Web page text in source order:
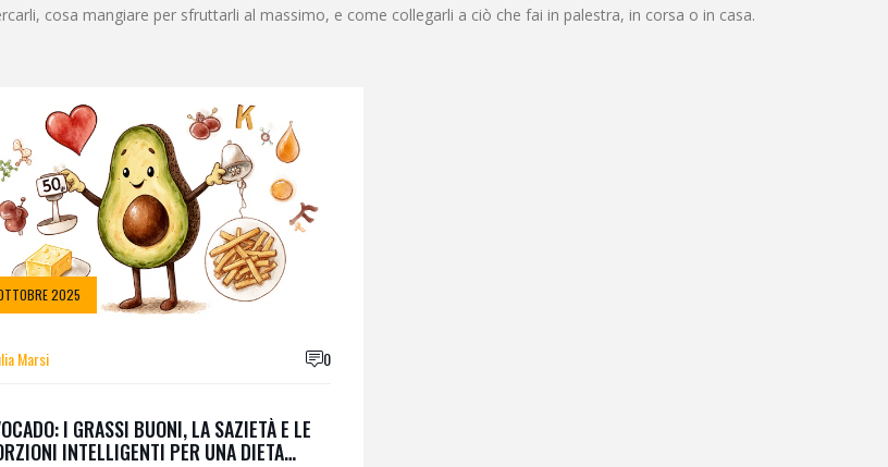
cosa mangiare per sfruttarli al massimo, e come collegarli a ciò che fai in palestra, in corsa o in casa.
2025
Marsi 0
I GRASSI BUONI, LA SAZIETÀ E LE
INTELLIGENTI PER UNA DIETA